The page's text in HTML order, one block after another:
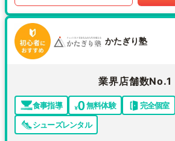
かたぎり塾
業界店舗数No.1
食事指導 無料体験 完全個室
シューズレンタル